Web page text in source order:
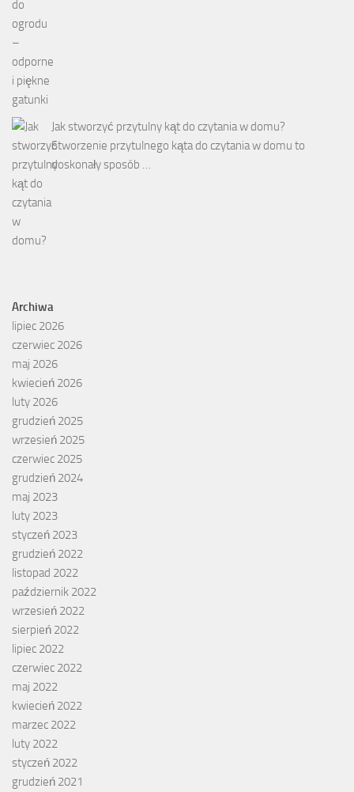
Jak stworzyć przytulny kąt do czytania w domu?
Stworzenie przytulnego kąta do czytania w domu to
doskonały sposób …
Archiwa
lipiec 2026
czerwiec 2026
maj 2026
kwiecień 2026
luty 2026
grudzień 2025
wrzesień 2025
czerwiec 2025
grudzień 2024
maj 2023
luty 2023
styczeń 2023
grudzień 2022
listopad 2022
październik 2022
wrzesień 2022
sierpień 2022
lipiec 2022
czerwiec 2022
maj 2022
kwiecień 2022
marzec 2022
luty 2022
styczeń 2022
grudzień 2021